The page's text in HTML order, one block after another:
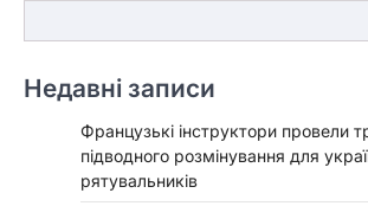
Недавні записи
Французькі інструктори провели
підводного розмінування для
рятувальників